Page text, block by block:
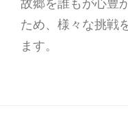
ため、様々な挑戦
ます。